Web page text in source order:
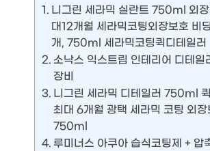
니그린 세라믹 실란트 750ml 외장
대12개월 세라믹코팅외장보호 비
개, 750ml 세라믹코팅퀵디테일러
소낙스 익스트림 인테리어 디테일
장비
니그린 세라믹 디테일러 750ml
최대 6개월 광택 세라믹 코팅 외장
750ml
루미너스 아쿠아 습식코팅제 + 압